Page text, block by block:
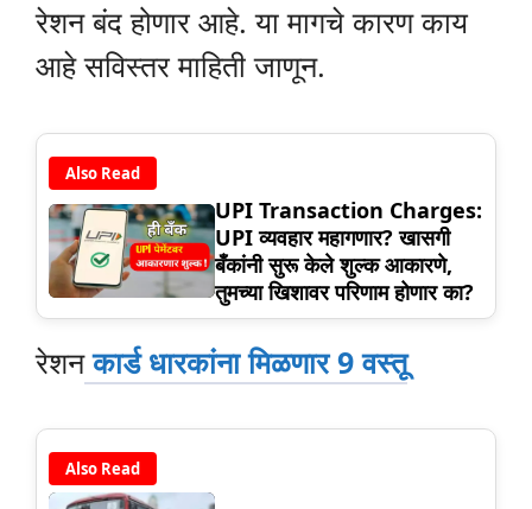
रेशन बंद होणार आहे. या मागचे कारण काय
आहे सविस्तर माहिती जाणून.
Also Read
UPI Transaction Charges:
UPI व्यवहार महागणार? खासगी
बँकांनी सुरू केले शुल्क आकारणे,
तुमच्या खिशावर परिणाम होणार का?
रेशनकार्ड धारकांना मिळणार 9 वस्तू
Also Read